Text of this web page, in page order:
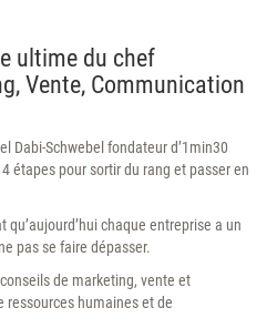
ultime du chef
Vente, Communication
Dabi-Schwebel fondateur d’1min30
étapes pour sortir du rang et passer en
qu’aujourd’hui chaque entreprise a un
pas se faire dépasser.
de marketing, vente et
humaines et de